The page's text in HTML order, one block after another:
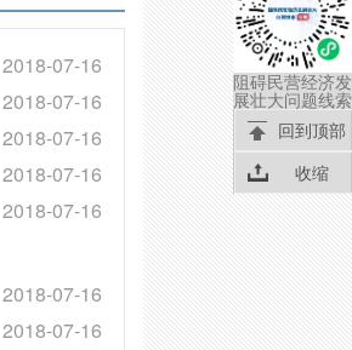
2018-07-16
2018-07-16
2018-07-16
2018-07-16
2018-07-16
2018-07-16
2018-07-16
阻碍民营经济发
展壮大问题线索
回到顶部
收缩